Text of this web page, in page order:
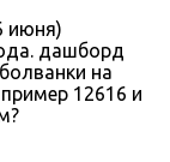
июня)
дашборд
на
12616 и